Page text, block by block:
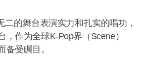
二的舞台表演实力和扎实的唱功，
，作为全球K-Pop界（Scene）
备受瞩目。